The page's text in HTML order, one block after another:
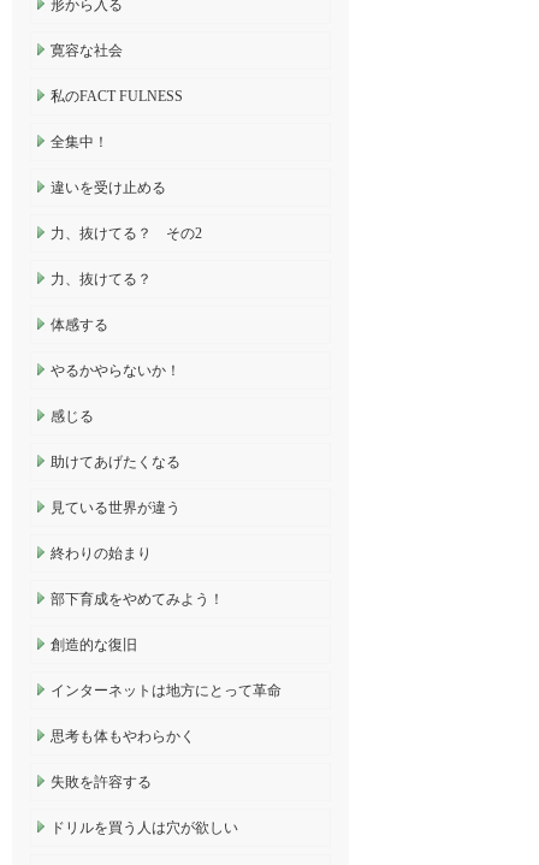
形から入る
寛容な社会
私のFACT FULNESS
全集中！
違いを受け止める
力、抜けてる？ その2
力、抜けてる？
体感する
やるかやらないか！
感じる
助けてあげたくなる
見ている世界が違う
終わりの始まり
部下育成をやめてみよう！
創造的な復旧
インターネットは地方にとって革命
思考も体もやわらかく
失敗を許容する
ドリルを買う人は穴が欲しい